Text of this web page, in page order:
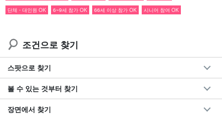
이리오모테 섬의 맹그로브 강에 숨어있는 생물들도 활동이 끝나고
잠잠해지는 이 시간대는 어딘지 모르게 환상적인 분위기마저 감돌
기 시작한다.
기분 좋은 저녁 나른함과 함께 들려오는 것은 노 젓는 소리와 동물들
의 울음소리입니다. 그리고 하늘이 푸른색에서 아카네색으로 변해
단체・대인원 OK
6~9세 참가 OK 66세 이상 참가 OK 시니어 참여 OK
조건으로 찾기
스팟으로 찾기
볼 수 있는 것부터 찾기
장면에서 찾기